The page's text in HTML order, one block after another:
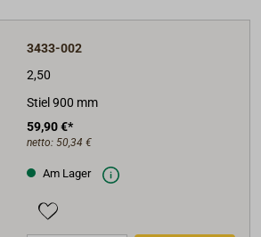
3433-002
2,50
Stiel 900 mm
59,90 €*
netto: 50,34 €
Am Lager